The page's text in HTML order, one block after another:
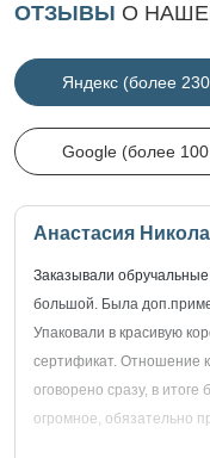
ОТЗЫВЫ О
Яндекс (более
Google (более 100
Анастасия
Заказывали
большой. Была
Упаковали в красивую
сертификат. Отношение
оговорено сразу, в
огромное, обязательно